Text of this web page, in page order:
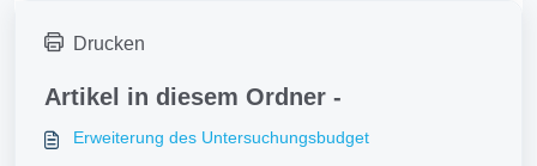
Drucken
Artikel in diesem Ordner -
Erweiterung des Untersuchungsbudget